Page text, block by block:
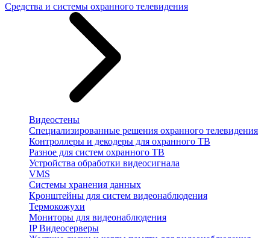
Средства и системы охранного телевидения
Видеостены
Специализированные решения охранного телевидения
Контроллеры и декодеры для охранного ТВ
Разное для систем охранного ТВ
Устройства обработки видеосигнала
VMS
Системы хранения данных
Кронштейны для систем видеонаблюдения
Термокожухи
Мониторы для видеонаблюдения
IP Видеосерверы